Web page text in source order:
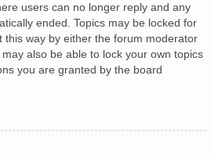
users can no longer reply and any
ended. Topics may be locked for
this way by either the forum moderator
also be able to lock your own topics
you are granted by the board